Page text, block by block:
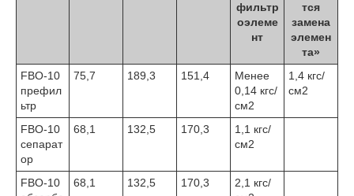
фильтр
оэлеме
нт
тся
замена
элемен
та»
FBO-10
префил
ьтр
75,7 189,3 151,4
Менее
0,14 кгс/
см2
1,4 кгс/
см2
FBO-10
сепарат
ор
68,1 132,5 170,3
1,1 кгс/
см2
FBO-10
68,1 132,5 170,3
2,1 кгс/